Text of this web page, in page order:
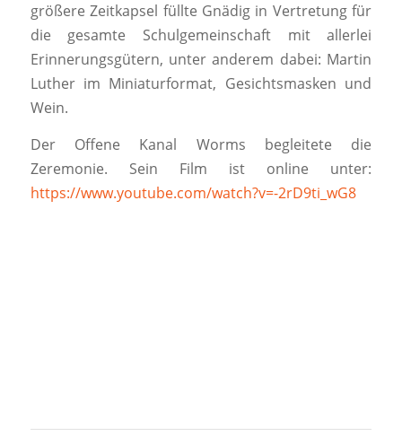
größere Zeitkapsel füllte Gnädig in Vertretung für
die gesamte Schulgemeinschaft mit allerlei
Erinnerungsgütern, unter anderem dabei: Martin
Luther im Miniaturformat, Gesichtsmasken und
Wein.
Der Offene Kanal Worms begleitete die
Zeremonie. Sein Film ist online unter:
https://www.youtube.com/watch?v=-2rD9ti_wG8